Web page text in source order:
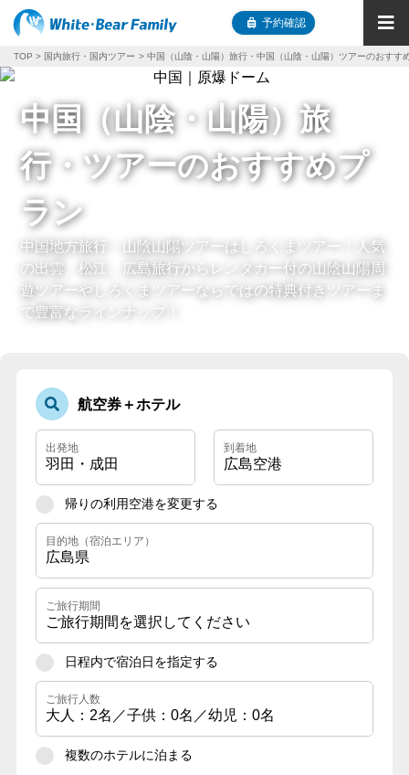
予約確認
営業時間
月～金曜日 10:00～17:00
土・日・祝日 休業
TOP 国内旅行・国内ツアー 中国（山陰・山陽）旅行・中国（山陰・山陽）ツアーのおすす
中国（山陰・山陽）旅
行・ツアーのおすすめプ
ラン
中国地方旅行・山陰山陽ツアーはしろくまツアー！人気
の出雲、松江、広島旅行からレンタカー付の山陰山陽周
遊ツアーやしろくまツアーならではの特典付きツアーま
で豊富なラインナップ！
航空券＋ホテル
帰りの利用空港を変更する
日程内で宿泊日を指定する
複数のホテルに泊まる